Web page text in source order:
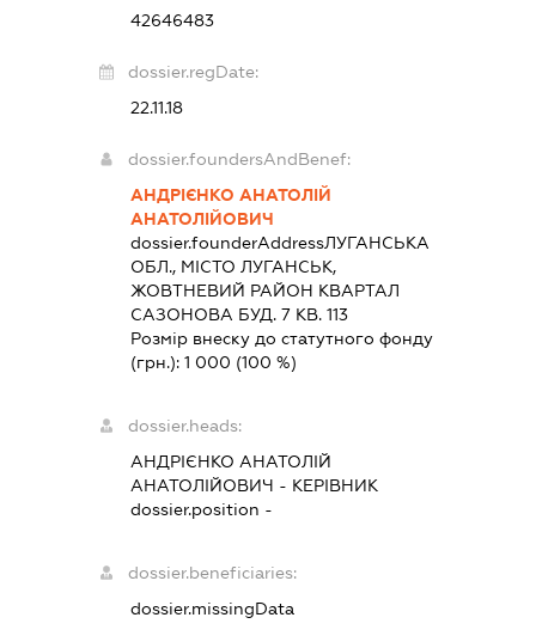
42646483
dossier.regDate:
22.11.18
dossier.foundersAndBenef:
АНДРІЄНКО АНАТОЛІЙ
АНАТОЛІЙОВИЧ
dossier.founderAddressЛУГАНСЬКА
ОБЛ., МІСТО ЛУГАНСЬК,
ЖОВТНЕВИЙ РАЙОН КВАРТАЛ
САЗОНОВА БУД. 7 КВ. 113
Розмір внеску до статутного фонду
(грн.):1 000 (100 %)
dossier.heads:
АНДРІЄНКО АНАТОЛІЙ
АНАТОЛІЙОВИЧ - КЕРІВНИК
dossier.position -
dossier.beneficiaries:
dossier.missingData